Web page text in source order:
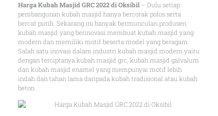
Harga Kubah Masjid GRC 2022 di Oksibil– Dulu setiap
pembangunan kubah masjid hanya bercorak polos serta
bercat putih. Sekarang ini banyak bermunculan produsen
kubah masjid yang berinovasi membuat kubah masjid yang
modern dan memiliki motif beserta model yang beragam.
Salah satu inovasi dalam industri kubah masjid modern yaitu
dengan terciptanya kubah masjid grc, kubah masjid galvalum
dan kubah masjid enamel yang mempunyai motif lebih
indah dan tahan lama daripada kubah tradisional atau kubah
beton.